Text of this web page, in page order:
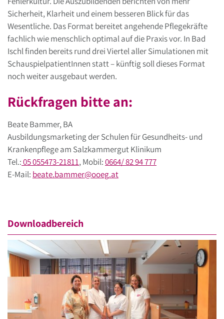
Sicherheit, Klarheit und einem besseren Blick für das
Wesentliche. Das Format bereitet angehende Pflegekräfte
fachlich wie menschlich optimal auf die Praxis vor. In Bad
Ischl finden bereits rund drei Viertel aller Simulationen mit
SchauspielpatientInnen statt – künftig soll dieses Format
noch weiter ausgebaut werden.
Rückfragen bitte an:
Beate Bammer, BA
Ausbildungsmarketing der Schulen für Gesundheits- und
Krankenpflege am Salzkammergut Klinikum
Tel.:05 055473-21811, Mobil:0664/ 82 94 777
E-Mail: beate.bammer@ooeg.at
Downloadbereich